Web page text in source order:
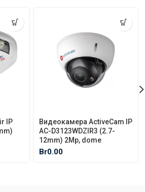
IP
Видеокамера ActiveCam IP
AC-D3123WDZIR3 (2.7-
12mm) 2Mp, dome
Br0.00